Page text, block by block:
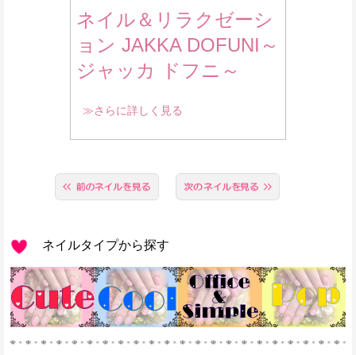
ネイル＆リラクゼーシ
ョン JAKKA DOFUNI～
ジャッカ ドフニ～
≫さらに詳しく見る
ネイルタイプから探す